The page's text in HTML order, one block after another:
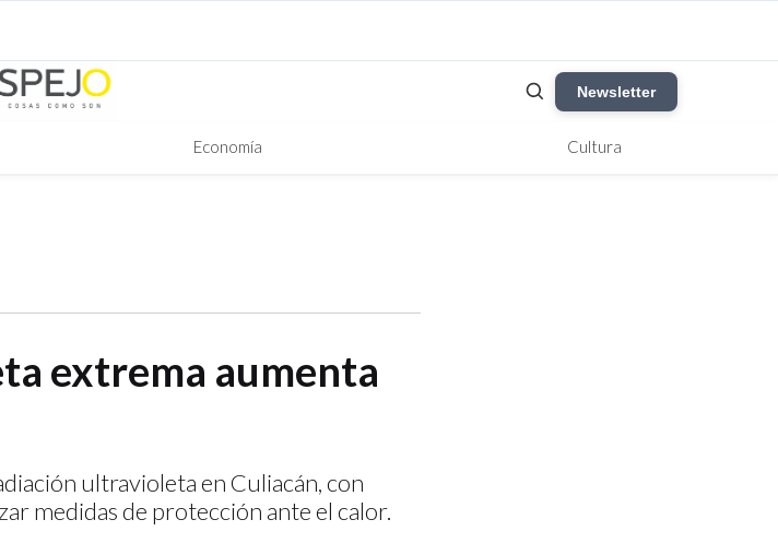
Newsletter
Economía Cultura
extrema aumenta
ultravioleta en Culiacán, con
medidas de protección ante el calor.